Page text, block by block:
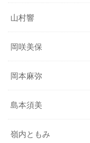
山村響
岡咲美保
岡本麻弥
島本須美
嶺内ともみ